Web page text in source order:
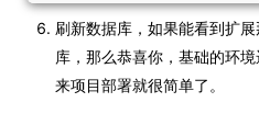
刷新数据库，如果能看到扩
库，那么恭喜你，基础的环
来项目部署就很简单了。